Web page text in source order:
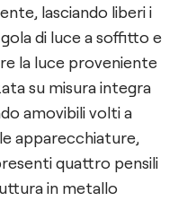
lasciando liberi i
di luce a soffitto e
la luce proveniente
su misura integra
amovibili volti a
apparecchiature,
quattro pensili
in metallo